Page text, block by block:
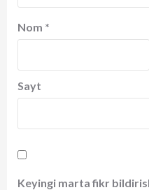
Nom *
Sayt
Keyingi marta fikr